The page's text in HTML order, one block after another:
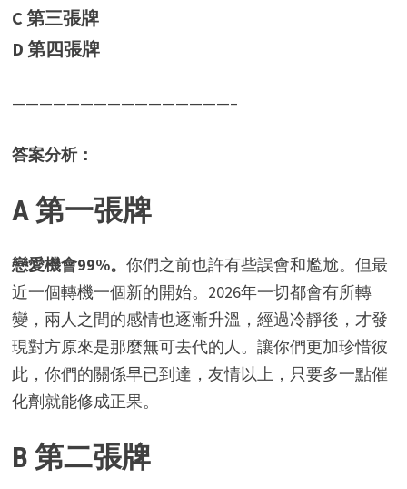
C 第三張牌
D 第四張牌
————————————————–
答案分析：
A 第一張牌
戀愛機會99%。 你們之前也許有些誤會和尷尬。但最
近一個轉機一個新的開始。2026年一切都會有所轉
變，兩人之間的感情也逐漸升溫，經過冷靜後，才發
現對方原來是那麼無可去代的人。讓你們更加珍惜彼
此，你們的關係早已到達，友情以上，只要多一點催
化劑就能修成正果。
B 第二張牌